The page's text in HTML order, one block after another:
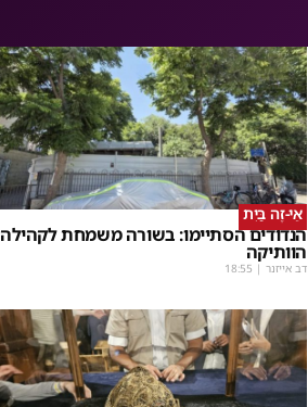
אֵי-זֶה בַּיִת
הנדודים הסתיימו: בשורה משמחת לקהילה
הוותיקה
דב אייזנר |
18:55